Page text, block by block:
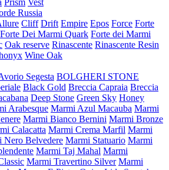
Prism Vest
Russia
Cliff Drift Empire Epos Force Forte
Forte Dei Marmi Quark Forte dei Marmi
Oak reserve Rinascente Rinascente Resin
Wine Oak
Segesta BOLGHERI STONE
Black Gold Breccia Capraia Breccia
Deep Stone Green Sky Honey
Arabesque Marmi Azul Macauba Marmi
Marmi Bianco Bernini Marmi Bronze
Calacatta Marmi Crema Marfil Marmi
Nero Belvedere Marmi Statuario Marmi
Marmi Taj Mahal Marmi
Marmi Travertino Silver Marmi